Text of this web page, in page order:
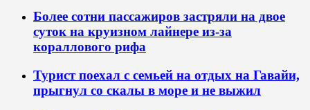
Более сотни пассажиров застряли на двое
суток на круизном лайнере из-за
кораллового рифа
Турист поехал с семьей на отдых на Гавайи,
прыгнул со скалы в море и не выжил